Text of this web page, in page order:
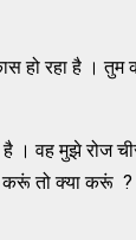
रहा है । तुम
वह मुझे रोज
करूं तो क्या करूं ?